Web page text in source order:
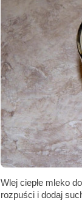
Wlej ciepłe mleko
rozpuści i dodaj